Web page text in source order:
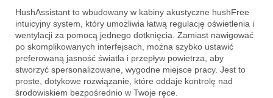
HushAssistant to wbudowany w kabiny akustyczne hushFree
intuicyjny system, który umożliwia łatwą regulację oświetlenia i
wentylacji za pomocą jednego dotknięcia. Zamiast nawigować
po skomplikowanych interfejsach, można szybko ustawić
preferowaną jasność światła i przepływ powietrza, aby
stworzyć spersonalizowane, wygodne miejsce pracy. Jest to
proste, dotykowe rozwiązanie, które oddaje kontrolę nad
środowiskiem bezpośrednio w Twoje ręce.